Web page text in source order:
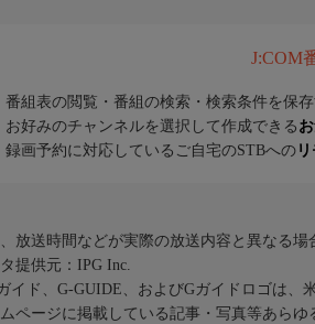
J:COM
番組表の閲覧・番組の検索・検索条件を保
お好みのチャンネルを選択して作成できる
録画予約に対応しているご自宅のSTBへの
放送時間などが実際の放送内容と異なる場
提供元：IPG Inc.
イド、G-GUIDE、およびGガイドロゴは、
ページに掲載している記事・写真等あらゆ